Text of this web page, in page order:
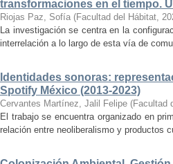
transformaciones en el tiempo.
Riojas Paz, Sofía (Facultad del Hábitat,
La investigación se centra en la
interrelación a lo largo de esta vía de
Identidades sonoras:
Spotify México (2013-2023)
Cervantes Martínez, Jalil Felipe (Facultad
El trabajo se encuentra organizado en
relación entre neoliberalismo y productos